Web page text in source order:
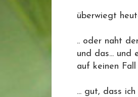
überwiegt
.. oder naht
und das... und
auf keinen
... gut, dass